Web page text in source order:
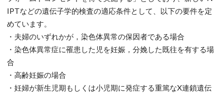
IPTなどの遺伝子学的検査の適応条件として、以下の要件を定
めています。
・夫婦のいずれかが，染色体異常の保因者である場合
・染色体異常症に罹患した児を妊娠，分娩した既往を有する場
合
・高齢妊娠の場合
・妊婦が新生児期もしくは小児期に発症する重篤なX連鎖遺伝